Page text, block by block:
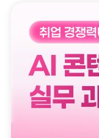
FAQ
수강후기
대관신청
오시는길
학습관리
온라인 학습내역
오프라인 학습내역
활동관리